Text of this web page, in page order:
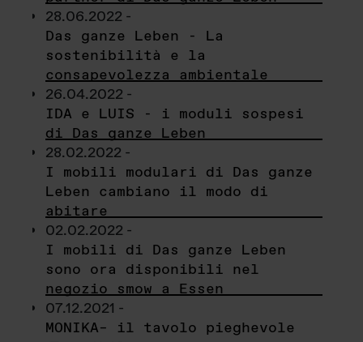
28.06.2022 -
Das ganze Leben - La
sostenibilità e la
consapevolezza ambientale
26.04.2022 -
IDA e LUIS - i moduli sospesi
di Das ganze Leben
28.02.2022 -
I mobili modulari di Das ganze
Leben cambiano il modo di
abitare
02.02.2022 -
I mobili di Das ganze Leben
sono ora disponibili nel
negozio smow a Essen
07.12.2021 -
MONIKA– il tavolo pieghevole